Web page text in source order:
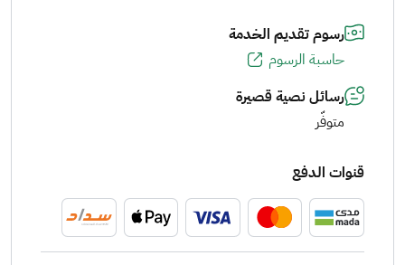
رسوم تقديم الخدمة
حاسبة الرسوم
رسائل نصية قصيرة
متوفّر
قنوات الدفع